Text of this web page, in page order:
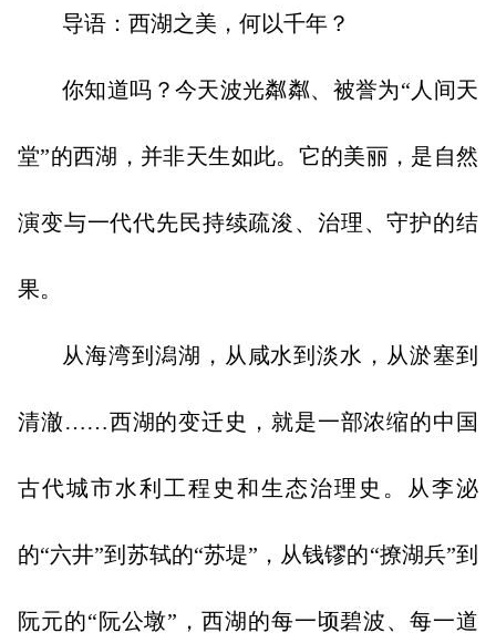
导语：西湖之美，何以千年？
你知道吗？今天波光粼粼、被誉为“人间天
堂”的西湖，并非天生如此。它的美丽，是自然
演变与一代代先民持续疏浚、治理、守护的结
果。
从海湾到潟湖，从咸水到淡水，从淤塞到
清澈……西湖的变迁史，就是一部浓缩的中国
古代城市水利工程史和生态治理史。从李泌
的“六井”到苏轼的“苏堤”，从钱镠的“撩湖兵”到
阮元的“阮公墩”，西湖的每一顷碧波、每一道